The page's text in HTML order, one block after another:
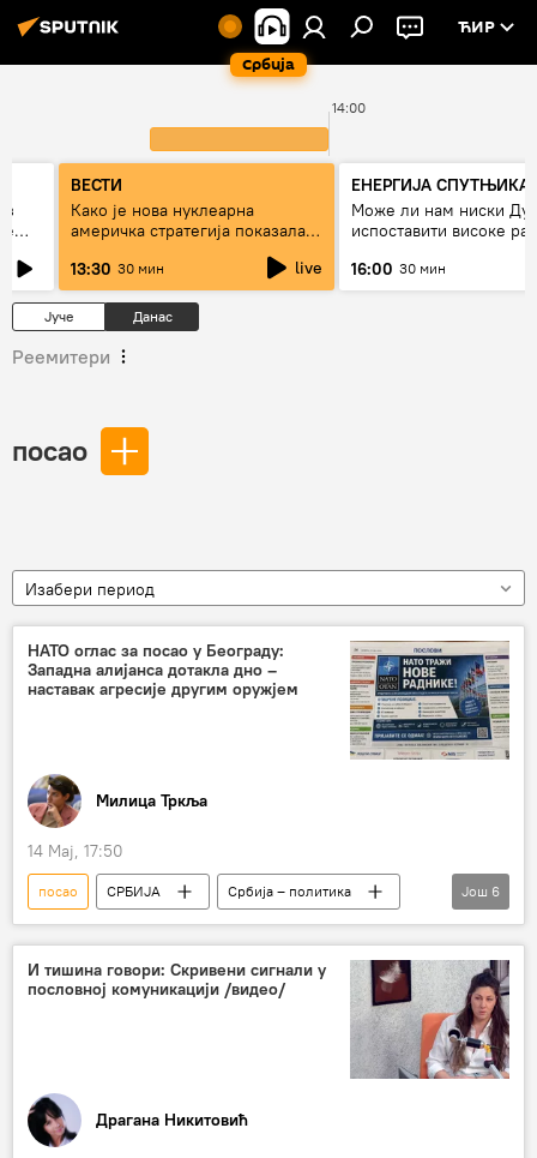
Србија
ЋИР
14:00
ВЕСТИ
Како је нова нуклеарна
америчка стратегија показала
13:30 30 мин live
ЕНЕРГИЈА СПУТЊИКА
Може ли нам ниски
испоставити високе
16:00 30 мин
Јуче Данас
Реемитери
посао
Изабери период
НАТО оглас за посао у Београду:
Западна алијанса дотакла дно –
наставак агресије другим оружјем
Милица Тркља
14 Мај, 17:50
посао СРБИЈА
Србија – политика
НАТО
огласи
малагурски
агресија НАТО на СРЈ
НАТО бомбардовање
Запад
Још 6
И тишина говори: Скривени сигнали у
пословној комуникацији /видео/
Драгана Никитовић